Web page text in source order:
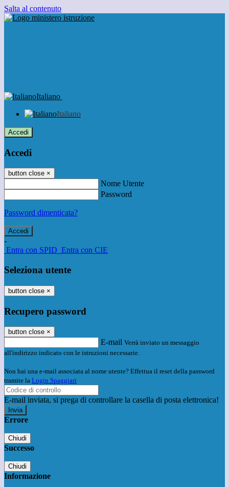
Salta al contenuto
Italiano
Italiano
Accedi
Accedi
button close ×
Nome Utente
Password
Password dimenticata?
-
Entra con SPID Entra con CIE
Seleziona utente
button close ×
Recupero password
button close ×
E-mail Verrà inviato un messaggio
all'indirizzo indicato con le istruzioni necessarie.
Non hai una e-mail associata al nome utente? Effettua il reset della password
tramite la Login Spaggiari
E-mail inviata, si prega di controllare la casella di posta elettronica!
Errore
Chiudi
Successo
Chiudi
Informazione